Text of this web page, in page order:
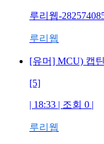
루리웹-
루리웹
[유머] MCU) 캡
[5]
| 18:33 | 조회 0 |
루리웹